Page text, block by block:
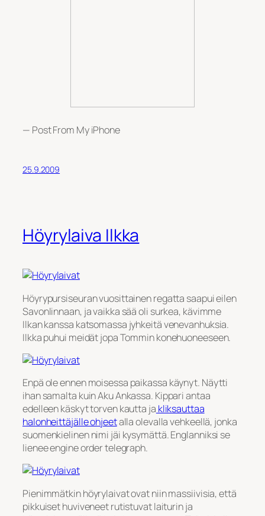
— Post From My iPhone
25.9.2009
Höyrylaiva Ilkka
Höyrypursiseuran vuosittainen regatta saapui eilen
Savonlinnaan, ja vaikka sää oli surkea, kävimme
Ilkan kanssa katsomassa jyhkeitä venevanhuksia.
Ilkka puhui meidät jopa Tommin konehuoneeseen.
Enpä ole ennen moisessa paikassa käynyt. Näytti
ihan samalta kuin Aku Ankassa. Kippari antaa
edelleen käskyt torven kautta ja kliksauttaa
halonheittäjälle ohjeetalla olevalla vehkeellä, jonka
suomenkielinen nimi jäi kysymättä. Englanniksi se
lienee engine order telegraph.
Pienimmätkin höyrylaivat ovat niin massiivisia, että
pikkuiset huviveneet rutistuvat laiturin ja